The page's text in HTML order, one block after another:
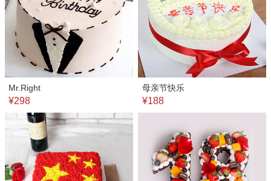
Mr.Right
¥298
母亲节快乐
¥188